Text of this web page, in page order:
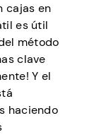
cajas en
es útil
método
clave
Y el
haciendo